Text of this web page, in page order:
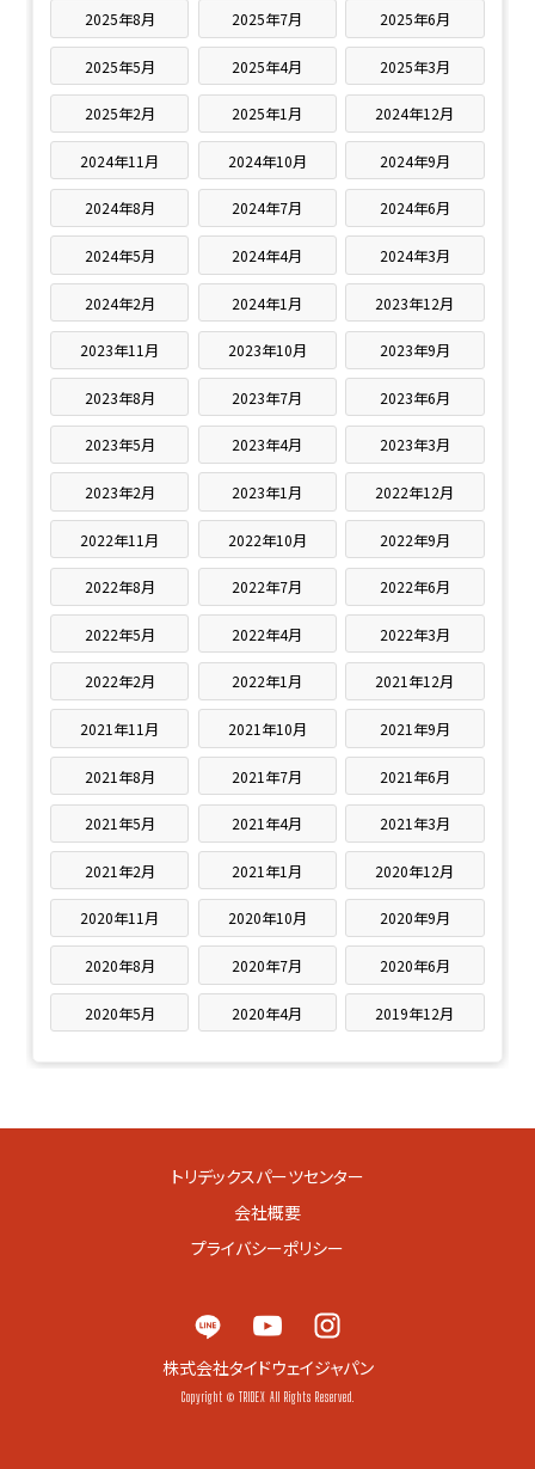
2025年8月 2025年7月 2025年6月
2025年5月 2025年4月 2025年3月
2025年2月 2025年1月 2024年12月
2024年11月 2024年10月 2024年9月
2024年8月 2024年7月 2024年6月
2024年5月 2024年4月 2024年3月
2024年2月 2024年1月 2023年12月
2023年11月 2023年10月 2023年9月
2023年8月 2023年7月 2023年6月
2023年5月 2023年4月 2023年3月
2023年2月 2023年1月 2022年12月
2022年11月 2022年10月 2022年9月
2022年8月 2022年7月 2022年6月
2022年5月 2022年4月 2022年3月
2022年2月 2022年1月 2021年12月
2021年11月 2021年10月 2021年9月
2021年8月 2021年7月 2021年6月
2021年5月 2021年4月 2021年3月
2021年2月 2021年1月 2020年12月
2020年11月 2020年10月 2020年9月
2020年8月 2020年7月 2020年6月
2020年5月 2020年4月 2019年12月
トリデックスパーツセンター
会社概要
プライバシーポリシー
株式会社タイドウェイジャパン
Copyright © TRIDEX All Rights Reserved.